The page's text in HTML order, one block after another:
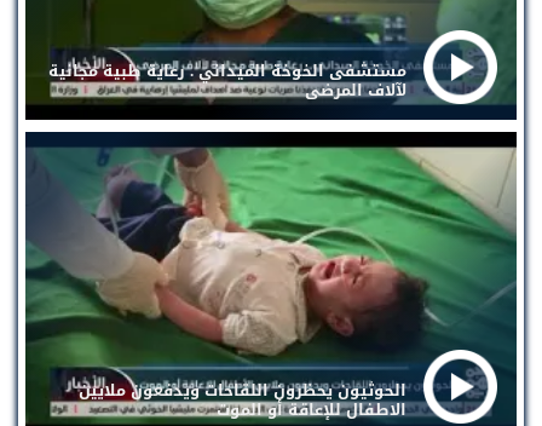
مستشفى الخوخة الميداني . رعاية طبية مجانية
لآلاف المرضى
الحوثيون يحظرون اللقاحات ويدفعون ملايين
الاطفال للإعاقة أو الموت